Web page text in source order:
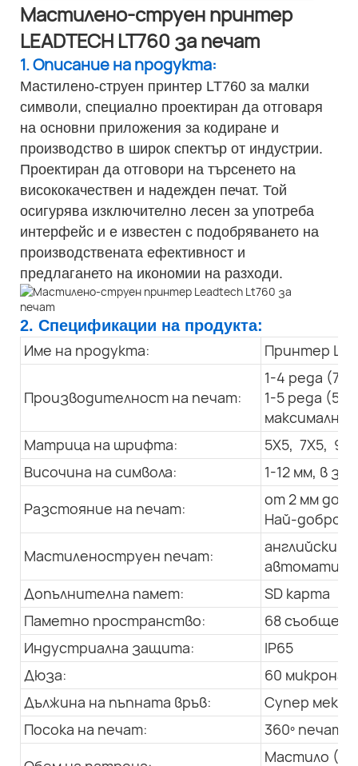
Мастилено-струен принтер
LEADTECH LT760 за печат
1. Описание на продукта:
Мастилено-струен принтер LT760 за малки
символи, специално проектиран да отговаря
на основни приложения за кодиране и
производство в широк спектър от индустрии.
Проектиран да отговори на търсенето на
висококачествен и надежден печат. Той
осигурява изключително лесен за употреба
интерфейс и е известен с подобряването на
производствената ефективност и
предлагането на икономии на разходи.
2. Спецификации на продукта:
Име на продукта: Принтер LT
Производителност на печат:
1-4 реда
1-5 реда
максимална
Матрица на шрифта:
5X5, 7X5,
Височина на символа:
1-12 мм, в
Разстояние на печат:
от 2 мм до
Най-добро:
Мастиленоструен печат:
английски,
Допълнителна памет:
SD карта
Паметно пространство:
68
Индустриална защита:
IP65
Дюза:
60 микрона
Дължина на пъпната връв:
Супер мека,
Посока на печат:
360º печат
Мастило